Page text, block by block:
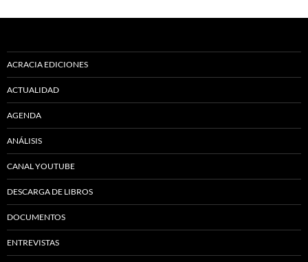
ACRACIA EDICIONES
ACTUALIDAD
AGENDA
ANÁLISIS
CANAL YOUTUBE
DESCARGA DE LIBROS
DOCUMENTOS
ENTREVISTAS